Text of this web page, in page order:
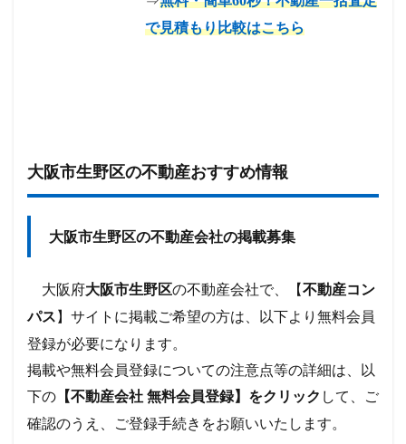
で見積もり比較はこちら
大阪市生野区の不動産おすすめ情報
大阪市生野区の不動産会社の掲載募集
大阪府大阪市生野区の不動産会社で、【不動産コン
パス】サイトに掲載ご希望の方は、以下より無料会員
登録が必要になります。
掲載や無料会員登録についての注意点等の詳細は、以
下の 【不動産会社 無料会員登録】をクリック して、ご
確認のうえ、ご登録手続きをお願いいたします。